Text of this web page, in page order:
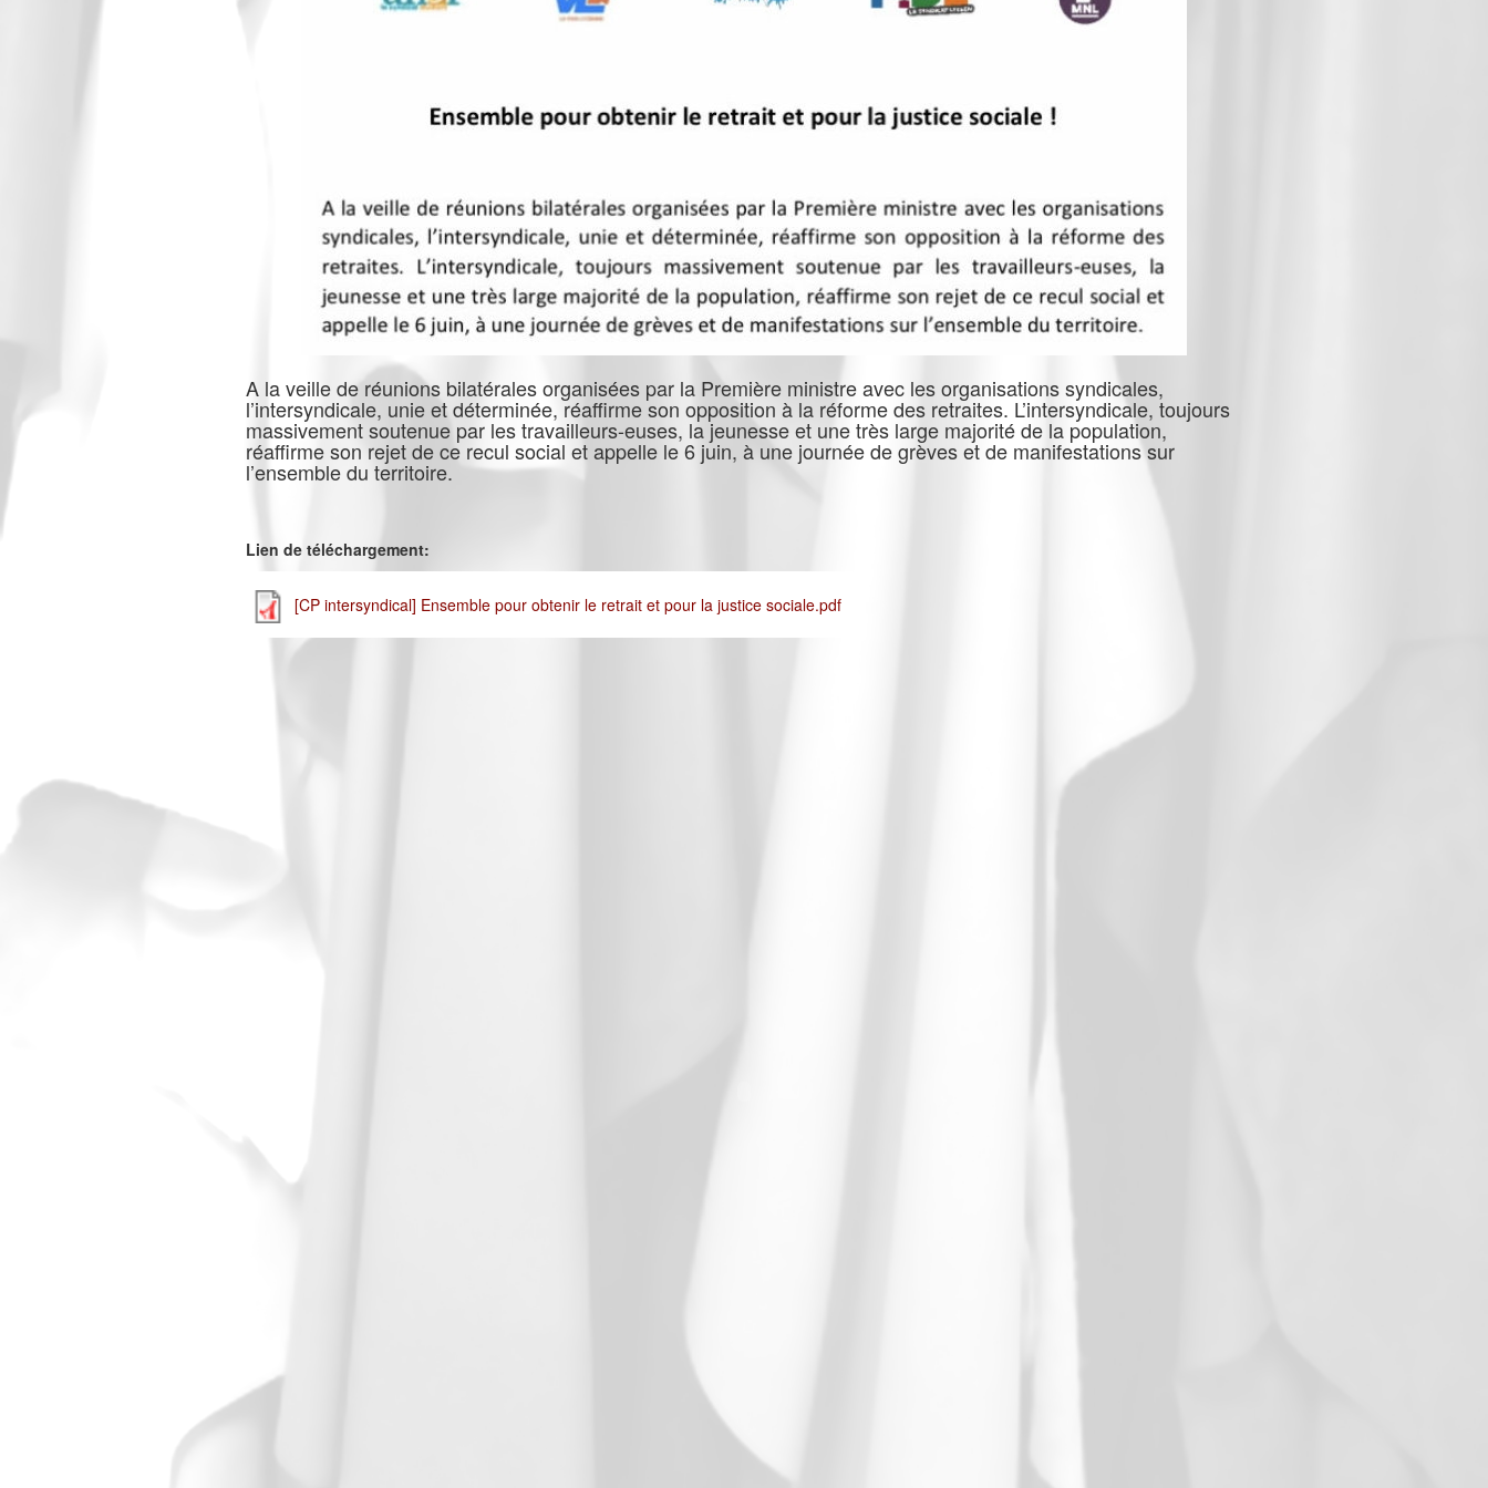
A la veille de réunions bilatérales organisées par la Première ministre avec les organisations syndicales,
l’intersyndicale, unie et déterminée, réaffirme son opposition à la réforme des retraites. L’intersyndicale, toujours
massivement soutenue par les travailleurs-euses, la jeunesse et une très large majorité de la population,
réaffirme son rejet de ce recul social et appelle le 6 juin, à une journée de grèves et de manifestations sur
l’ensemble du territoire.
Lien de téléchargement:
[CP intersyndical] Ensemble pour obtenir le retrait et pour la justice sociale.pdf